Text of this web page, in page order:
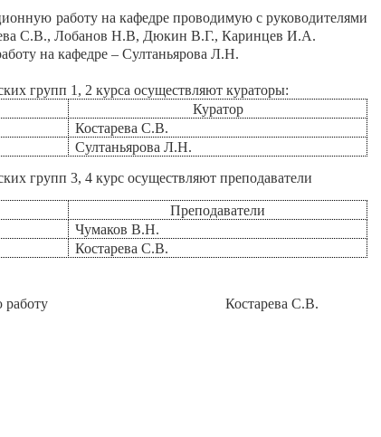
работу на кафедре проводимую с руководителями
С.В., Лобанов Н.В, Дюкин В.Г., Каринцев И.А.
на кафедре – Султаньярова Л.Н.
групп 1, 2 курса осуществляют кураторы:
Куратор
Костарева С.В.
Султаньярова Л.Н.
групп 3, 4 курс осуществляют преподаватели
Преподаватели
Чумаков В.Н.
Костарева С.В.
работу Костарева С.В.